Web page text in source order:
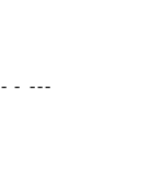
- - ---